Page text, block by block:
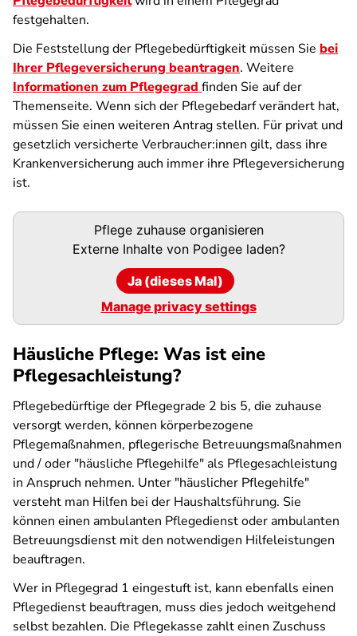
festgehalten.
Die Feststellung der Pflegebedürftigkeit müssen Sie bei
Ihrer Pflegeversicherung beantragen. Weitere
Informationen zum Pflegegrad finden Sie auf der
Themenseite. Wenn sich der Pflegebedarf verändert hat,
müssen Sie einen weiteren Antrag stellen. Für privat und
gesetzlich versicherte Verbraucher:innen gilt, dass ihre
Krankenversicherung auch immer ihre Pflegeversicherung
ist.
Podigee-
Pflege zuhause organisieren
Externe Inhalte von Podigeeladen?
Ja (dieses Mal)
Manage privacy settings
Häusliche Pflege: Was ist eine
Pflegesachleistung?
Pflegebedürftige der Pflegegrade 2 bis 5, die zuhause
versorgt werden, können körperbezogene
Pflegemaßnahmen, pflegerische Betreuungsmaßnahmen
und / oder "häusliche Pflegehilfe" als Pflegesachleistung
in Anspruch nehmen. Unter "häuslicher Pflegehilfe"
versteht man Hilfen bei der Haushaltsführung. Sie
können einen ambulanten Pflegedienst oder ambulanten
Betreuungsdienst mit den notwendigen Hilfeleistungen
beauftragen.
Wer in Pflegegrad 1 eingestuft ist, kann ebenfalls einen
Pflegedienst beauftragen, muss dies jedoch weitgehend
selbst bezahlen. Die Pflegekasse zahlt einen Zuschuss